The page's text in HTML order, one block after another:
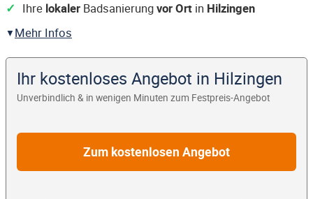
Ihre lokaler Badsanierungvor Ort in Hilzingen
Mehr Infos
Ihr kostenloses Angebot in Hilzingen
Unverbindlich & in wenigen Minuten zum Festpreis-Angebot
Zum kostenlosen Angebot